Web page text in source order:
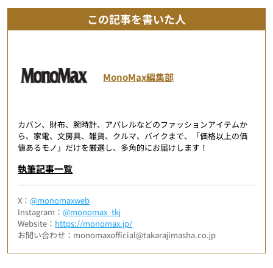
この記事を書いた人
MonoMax編集部
カバン、財布、腕時計、アパレルなどのファッションアイテムか
ら、家電、文房具、雑貨、クルマ、バイクまで、「価格以上の価
値あるモノ」だけを厳選し、多角的にお届けします！
執筆記事一覧
X：@monomaxweb
Instagram：@monomax_tkj
Website： https://monomax.jp/
お問い合わせ：monomaxofficial@takarajimasha.co.jp